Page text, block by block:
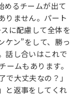
めるチームが出て
りません。パート
に配慮して全体を
ケン”をして、勝っ
話し合いはこれで
ームもあります。
大丈夫なの？」
と返事をしてくれ